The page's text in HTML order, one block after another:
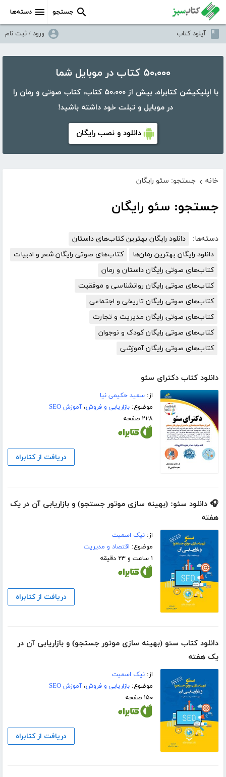
دسته‌ها جستجو
آپلود کتاب ورود / ثبت نام
۵۰،۰۰۰ کتاب در موبایل شما
با اپلیکیشن کتابراه، بیش از ۵۰،۰۰۰ کتاب، کتاب صوتی و رمان را
در موبایل و تبلت خود داشته باشید!
دانلود و نصب رایگان
خانه › جستجو: سئو رایگان
جستجو: سئو رایگان
دسته‌ها:
دانلود رایگان بهترین کتاب‌های داستان
دانلود رایگان بهترین رمان‌ها
کتاب‌های صوتی رایگان شعر و ادبیات
کتاب‌های صوتی رایگان داستان و رمان
کتاب‌های صوتی رایگان روانشناسی و موفقیت
کتاب‌های صوتی رایگان تاریخی و اجتماعی
کتاب‌های صوتی رایگان مدیریت و تجارت
کتاب‌های صوتی رایگان کودک و نوجوان
کتاب‌های صوتی رایگان آموزشی
دانلود کتاب دکترای سئو
از:سعید حکیمی نیا
موضوع:بازاریابی و فروش،آموزش SEO
۲۲۸ صفحه
دریافت از کتابراه
🎧 دانلود سئو: (بهینه سازی موتور جستجو) و بازاریابی آن در یک
هفته
از:نیک اسمیت
موضوع: اقتصاد و مدیریت
۱ ساعت و ۲۳ دقیقه
دریافت از کتابراه
دانلود کتاب سئو (بهینه سازی موتور جستجو) و بازاریابی آن در
یک هفته
از:نیک اسمیت
موضوع:بازاریابی و فروش،آموزش SEO
۱۵۰ صفحه
دریافت از کتابراه